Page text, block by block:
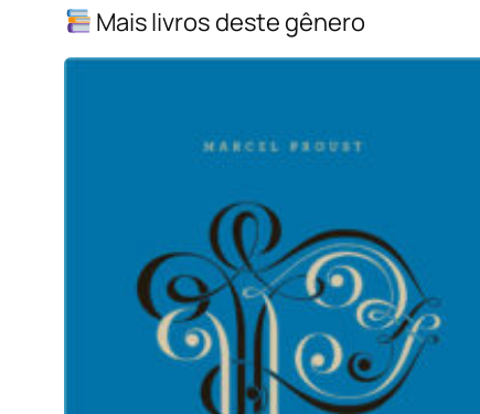
Mais livros deste gênero